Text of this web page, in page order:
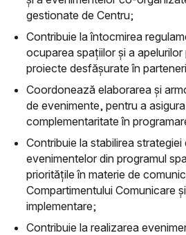
gestionate de Centru;
Contribuie la întocmirea
ocuparea spațiilor și a
proiecte desfășurate în
Coordonează elaborarea și
de evenimente, pentru a
complementaritate în
Contribuie la stabilirea
evenimentelor din programul
prioritățile în materie de
Compartimentului Comunicare
implementare;
Contribuie la realizarea